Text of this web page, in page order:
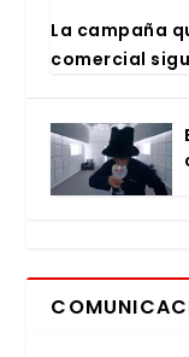
La cam­pa­ña
comer­cial